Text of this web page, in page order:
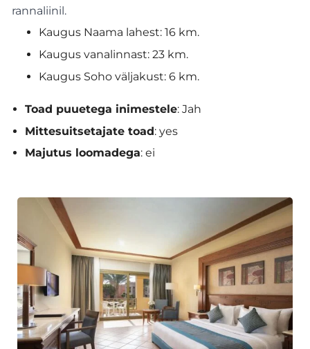
Toad puuetega inimestele: Jah
Mittesuitsetajate toad: yes
Majutus loomadega: ei
rannaliinil.
Kaugus Naama lahest: 16 km.
Kaugus vanalinnast: 23 km.
Kaugus Soho väljakust: 6 km.